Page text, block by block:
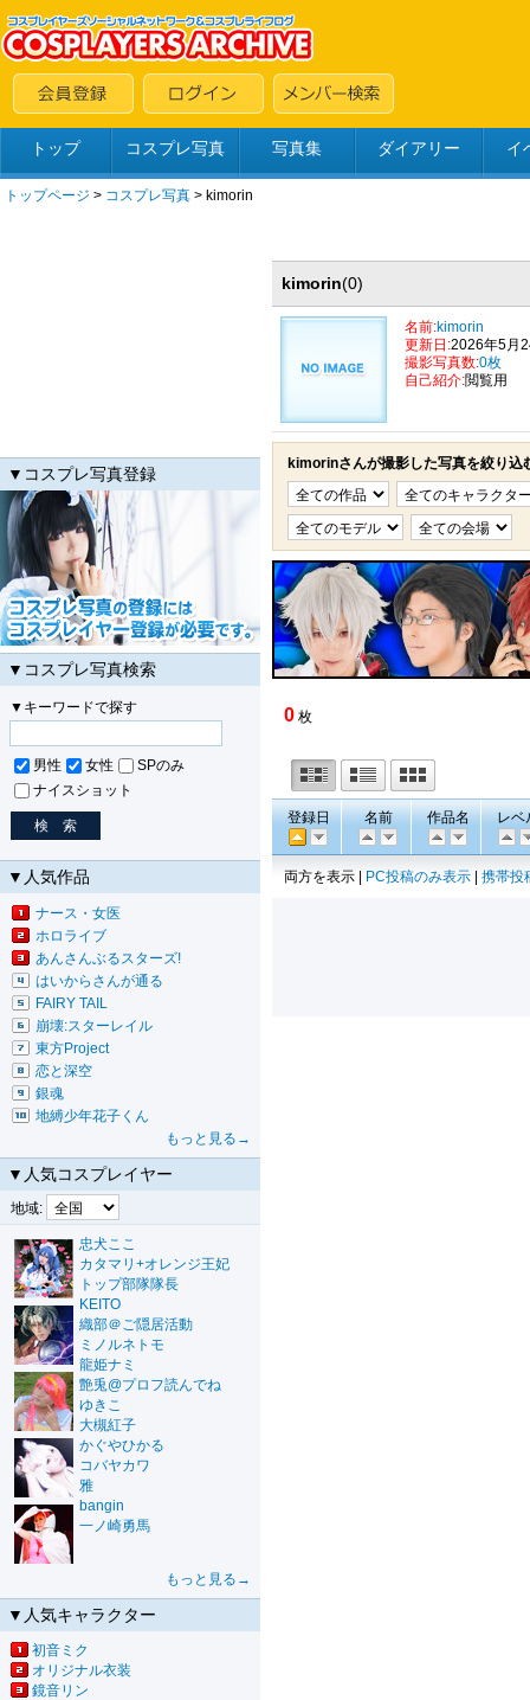
トップ コスプレ写真 写真集 ダイアリー イ
トップページ > コスプレ写真 > kimorin
▼コスプレ写真登録
▼コスプレ写真検索
▼キーワードで探す
男性 女性
SPのみ
ナイスショット
▼人気作品
ナース・女医
ホロライブ
あんさんぶるスターズ!
はいからさんが通る
FAIRY TAIL
崩壊:スターレイル
東方Project
恋と深空
銀魂
地縛少年花子くん
もっと見る→
▼人気コスプレイヤー
地域:
忠犬ここ
カタマリ+オレンジ王妃
トップ部隊隊長
KEITO
織部＠ご隠居活動
ミノルネトモ
龍姫ナミ
艶兎@プロフ読んでね
ゆきこ
大槻紅子
かぐやひかる
コバヤカワ
雅
bangin
一ノ崎勇馬
もっと見る→
▼人気キャラクター
初音ミク
オリジナル衣装
鏡音リン
kimorin(0)
名前:kimorin
更新日:2026年5月
撮影写真数:0枚
自己紹介:閲覧用
kimorinさんが撮影した写真を絞り込
0 枚
登録日 名前 作品名 レベ
両方を表示 | PC投稿のみ表示 携帯投